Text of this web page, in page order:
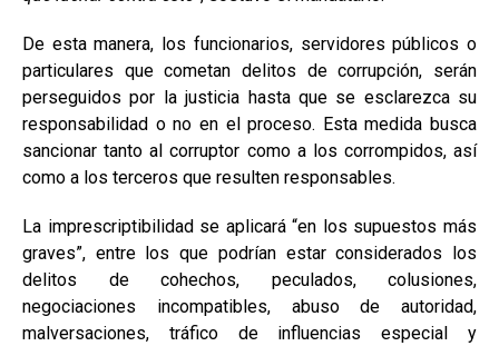
De esta manera, los funcionarios, servidores públicos o
particulares que cometan delitos de corrupción, serán
perseguidos por la justicia hasta que se esclarezca su
responsabilidad o no en el proceso. Esta medida busca
sancionar tanto al corruptor como a los corrompidos, así
como a los terceros que resulten responsables.
La imprescriptibilidad se aplicará “en los supuestos más
graves”, entre los que podrían estar considerados los
delitos de cohechos, peculados, colusiones,
negociaciones incompatibles, abuso de autoridad,
malversaciones, tráfico de influencias especial y